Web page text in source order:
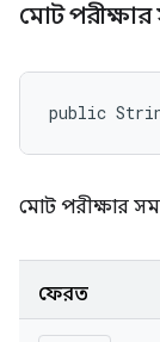
মোট
public
মোট পরীক্ষার
ফেরত